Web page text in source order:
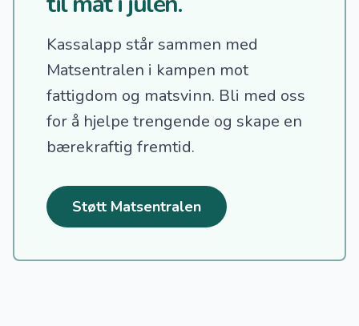
Kassalapp står sammen med
Matsentralen i kampen mot
fattigdom og matsvinn. Bli med oss
for å hjelpe trengende og skape en
bærekraftig fremtid.
Støtt Matsentralen